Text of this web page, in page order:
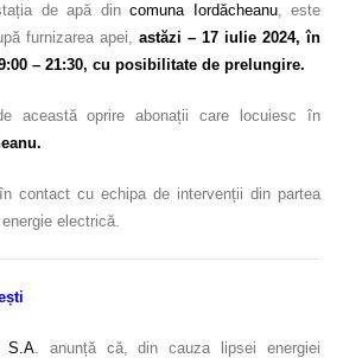
de apă dincomuna Iordăcheanu, este
furnizarea apei, astăzi – 17 iulie 2024, în
– 21:30, cu posibilitate de prelungire.
această oprire abonații care locuiesc în
contact cu echipa de intervenții din partea
electrică.
S.A. anunță că, din cauza lipsei energiei